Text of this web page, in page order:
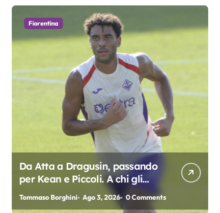
Fiorentina
Da Atta a Dragusin, passando
per Kean e Piccoli. A chi gli
oscar del precampionato?
Tommaso Borghini Ago 3, 2026 0 Comments